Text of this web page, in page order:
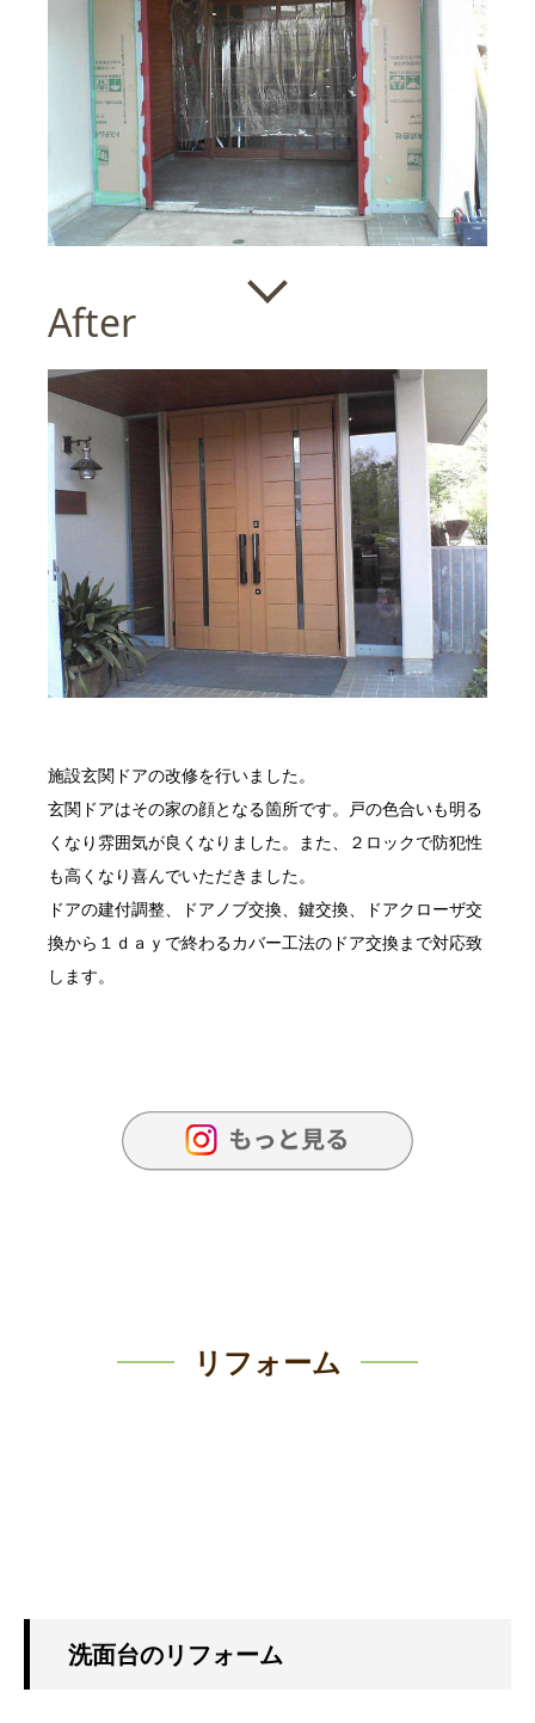
After
施設玄関ドアの改修を行いました。
玄関ドアはその家の顔となる箇所です。戸の色合いも明る
くなり雰囲気が良くなりました。また、２ロックで防犯性
も高くなり喜んでいただきました。
ドアの建付調整、ドアノブ交換、鍵交換、ドアクローザ交
換から１ｄａｙで終わるカバー工法のドア交換まで対応致
します。
リフォーム
洗面台のリフォーム